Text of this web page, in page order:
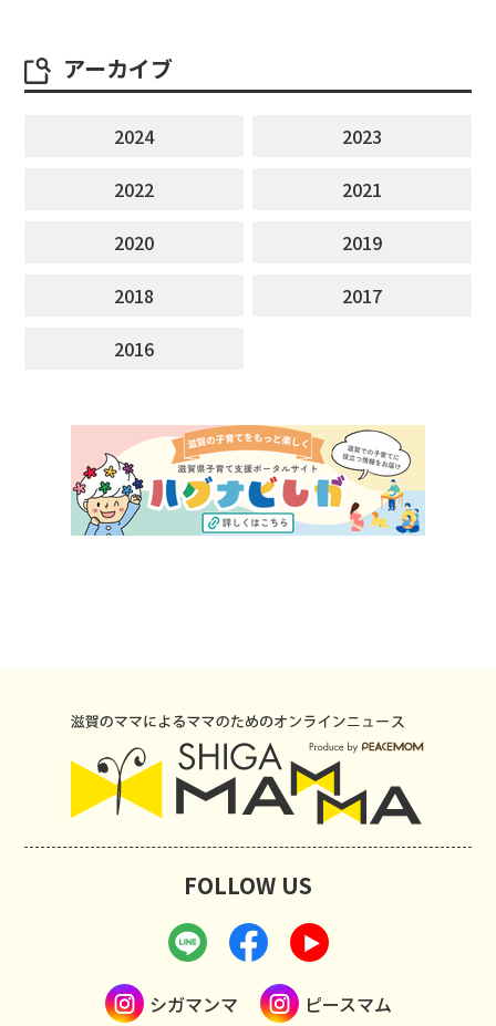
アーカイブ
2024
2023
2022
2021
2020
2019
2018
2017
2016
FOLLOW US
シガマンマ ピースマム